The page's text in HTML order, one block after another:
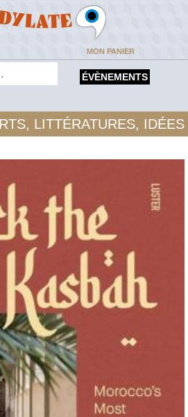
MON PANIER
ÉVÈNEMENTS
LITTÉRATURES, IDÉES